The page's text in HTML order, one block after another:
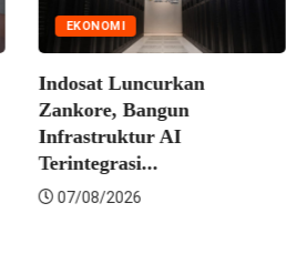
EKONOMI
Indosat Luncurkan
Zankore, Bangun
Infrastruktur AI
Terintegrasi...
07/08/2026